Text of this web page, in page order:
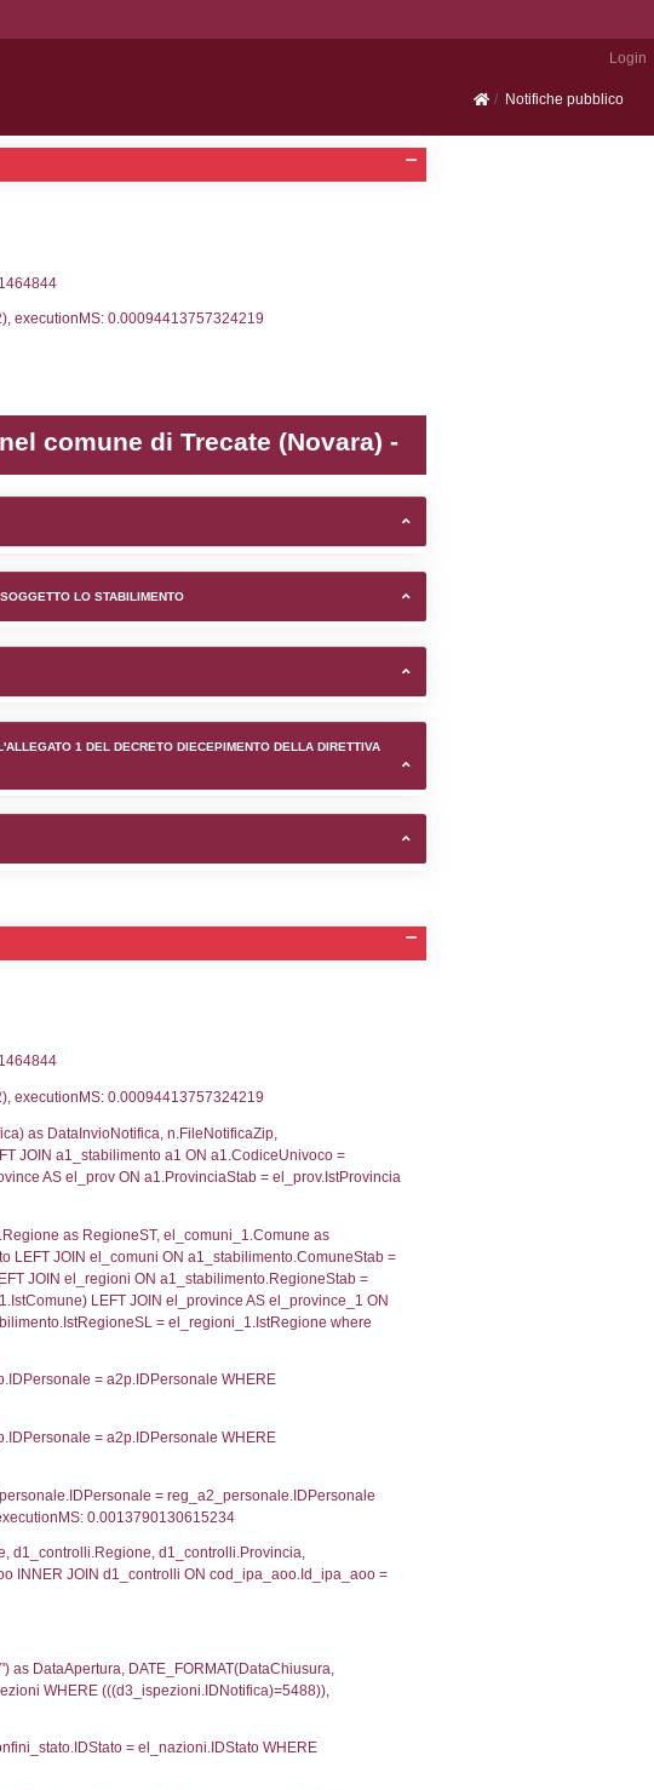
Portale SEVESO
= -2, executionMS: 0.00030899047851562
`userlevelid` = -2, executionMS: 0.00018882751464844
Solutions Italiana srl nel
CERTIFICAZIONI E STATO DEI CONTROLLO A CUI è SOGGETTO
CIRCOSTANTE LO STABILIMENTO
E RIEPILOGO SOSTANZE PERICOLOSE DI CUI ALL'ALLEGATO
CON IMPATTO ALL'ESTERNO DELLO STABILIMENTO
= -2, executionMS: 0.00030899047851562
executionMS: 0.00022196769714355
`userlevelid` = -2, executionMS: 0.00018882751464844
WHERE `userlevelid` IN (-2),
el_prov.citta AS provincia, DATE(n.DataInvioNotifica) as
i ON i.CodiceUnivoco = n.CodiceUnivoco LEFT JOIN